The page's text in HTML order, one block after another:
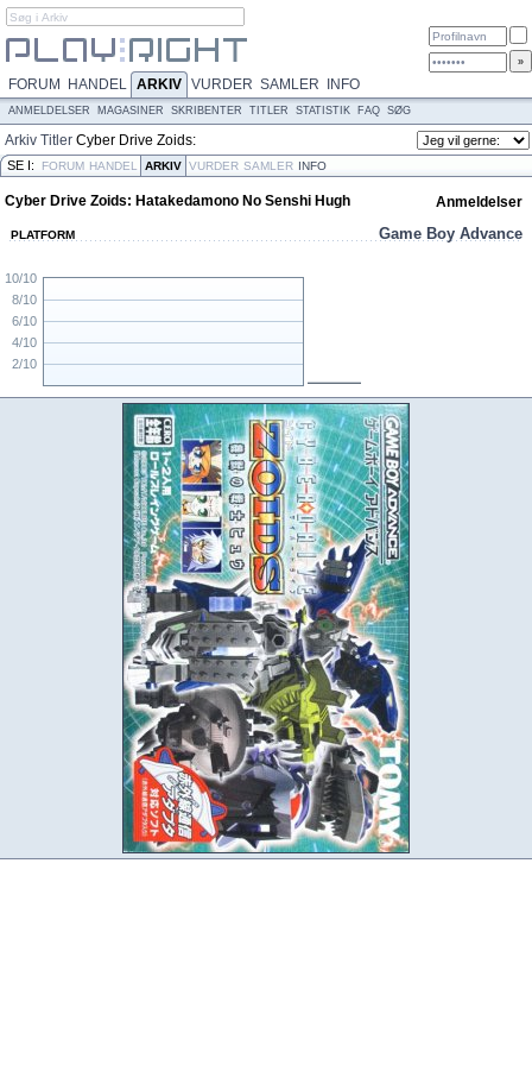
FORUM HANDEL ARKIV VURDER SAMLER INFO
ANMELDELSER MAGASINER SKRIBENTER TITLER STATISTIK FAQ SØG
Arkiv Titler Cyber Drive Zoids:
Hatakedamono No Senshi Hugh
SE I: FORUM HANDEL ARKIV VURDER SAMLER INFO
Cyber Drive Zoids: Hatakedamono No Senshi Hugh Anmeldelser
PLATFORM Game Boy Advance
2/10
4/10
6/10
8/10
10/10
N/A